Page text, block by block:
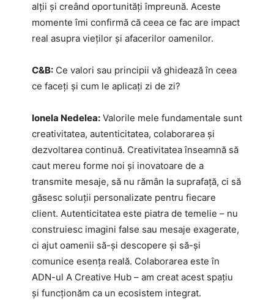
alții și creând oportunități împreună. Aceste
momente îmi confirmă că ceea ce fac are impact
real asupra vieților și afacerilor oamenilor.
C&B: Ce valori sau principii vă ghidează în ceea
ce faceți și cum le aplicați zi de zi?
Ionela Nedelea: Valorile mele fundamentale sunt
creativitatea, autenticitatea, colaborarea și
dezvoltarea continuă. Creativitatea înseamnă să
caut mereu forme noi și inovatoare de a
transmite mesaje, să nu rămân la suprafață, ci să
găsesc soluții personalizate pentru fiecare
client. Autenticitatea este piatra de temelie – nu
construiesc imagini false sau mesaje exagerate,
ci ajut oamenii să-și descopere și să-și
comunice esența reală. Colaborarea este în
ADN-ul A Creative Hub – am creat acest spațiu
și funcționăm ca un ecosistem integrat.